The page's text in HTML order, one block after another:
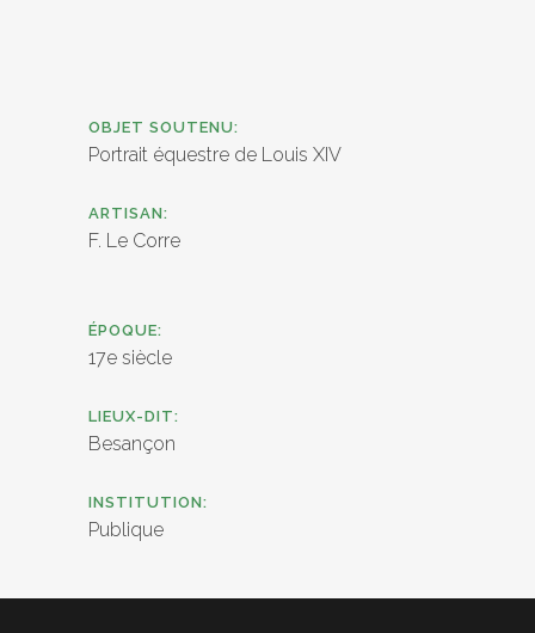
OBJET SOUTENU:
Portrait équestre de Louis XIV
ARTISAN:
F. Le Corre
ÉPOQUE:
17e siècle
LIEUX-DIT:
Besançon
INSTITUTION:
Publique